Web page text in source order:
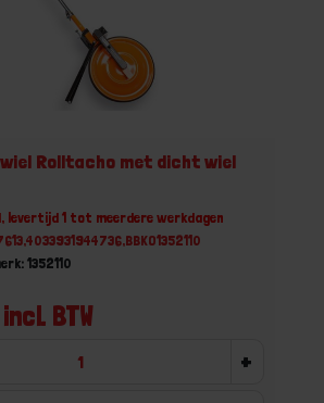
Rolltacho met dicht wiel
levertijd 1 tot meerdere werkdagen
1352110
BTW
+